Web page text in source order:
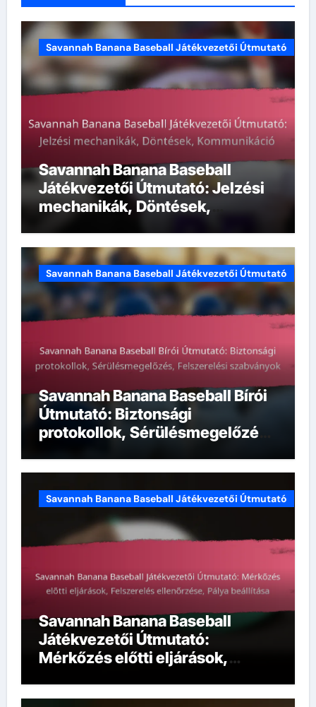
Savannah Banana Baseball Játékvezetői Útmutató
Savannah Banana Baseball
Játékvezetői Útmutató: Jelzési
mechanikák, Döntések,
Kommunikáció
Savannah Banana Baseball Játékvezetői Útmutató
Savannah Banana Baseball Bírói
Útmutató: Biztonsági
protokollok, Sérülésmegelőzés,
Savannah Banana Baseball Játékvezetői Útmutató
Savannah Banana Baseball
Játékvezetői Útmutató:
Mérkőzés előtti eljárások,
beállítása